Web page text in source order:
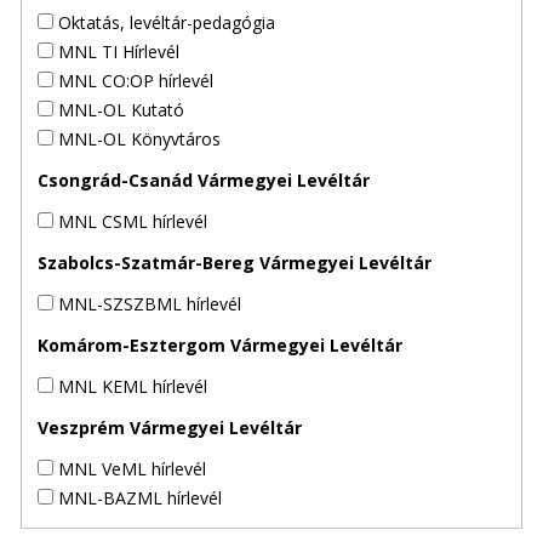
Oktatás, levéltár-pedagógia
MNL TI Hírlevél
MNL CO:OP hírlevél
MNL-OL Kutató
MNL-OL Könyvtáros
Csongrád-Csanád Vármegyei Levéltár
MNL CSML hírlevél
Szabolcs-Szatmár-Bereg Vármegyei Levéltár
MNL-SZSZBML hírlevél
Komárom-Esztergom Vármegyei Levéltár
MNL KEML hírlevél
Veszprém Vármegyei Levéltár
MNL VeML hírlevél
MNL-BAZML hírlevél